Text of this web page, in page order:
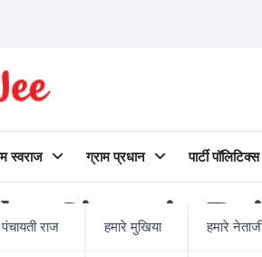
स्वराज
पंचायती राज
ग्राम प्रधान
हमारे मुखिया
पार्टी पॉलिटिक्स
हमारे
Simaria